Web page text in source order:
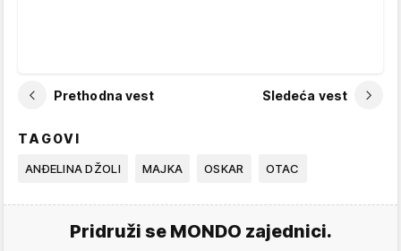
Prethodna vest Sledeća vest
TAGOVI
ANĐELINA DŽOLI MAJKA OSKAR OTAC
Pridruži se MONDO zajednici.